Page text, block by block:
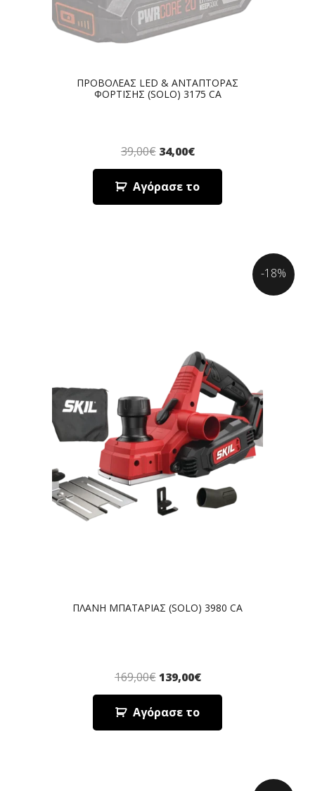
ΠΡΟΒΟΛΕΑΣ LED & ΑΝΤΑΠΤΟΡΑΣ
ΦΟΡΤΙΣΗΣ (SOLO) 3175 CA
39,00€ 34,00€
Αγόρασε το
ΠΛΑΝΗ ΜΠΑΤΑΡΙΑΣ (SOLO) 3980 CA
169,00€ 139,00€
Αγόρασε το
-18%